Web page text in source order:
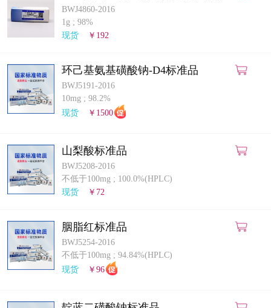
准品
BWJ4860-2016
1g ; 98%
现货
￥192
环己基氨基磺酸钠-D4标准品
BWJ5191-2016
10mg ; 98.2%
现货
￥1500
山梨酸标准品
BWJ5208-2016
不低于100mg ; 100.0%(HPLC)
现货
￥72
胭脂红标准品
BWJ5254-2016
不低于100mg ; 94.84%(HPLC)
现货
￥96